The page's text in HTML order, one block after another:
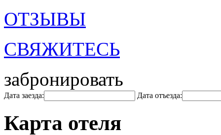
ОТЗЫВЫ
СВЯЖИТЕСЬ
забронировать
Дата заезда: Дата отъезда:
Карта отеля